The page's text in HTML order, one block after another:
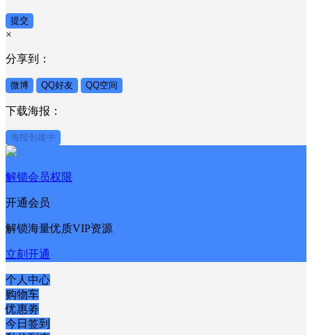
密码
最少6位字符
提交
×
分享到：
微博
下载海报：
海报创建中
解锁会员权限
开通会员
解锁海量优质VIP资源
立刻开通